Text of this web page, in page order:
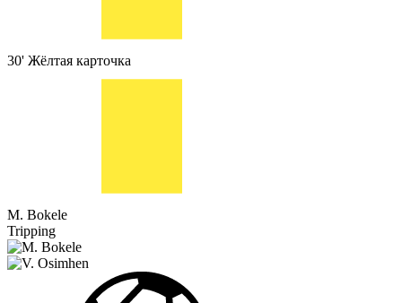
30' Жёлтая карточка
M. Bokele
Tripping